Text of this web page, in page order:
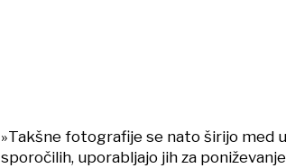
»Takšne fotografije se nato širijo med
sporočilih, uporabljajo jih za